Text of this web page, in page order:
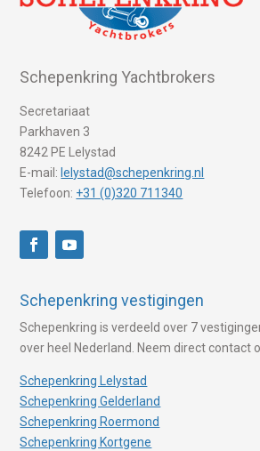
Schepenkring Yachtbrokers
Secretariaat
Parkhaven 3
8242 PE Lelystad
E-mail: lelystad@schepenkring.nl
Telefoon: +31 (0)320 711340
Schepenkring vestigingen
Schepenkring is verdeeld over 7
over heel Nederland. Neem direct contact
Schepenkring Lelystad
Schepenkring Gelderland
Schepenkring Roermond
Schepenkring Kortgene